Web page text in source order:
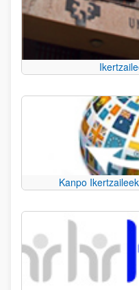
Kanpo